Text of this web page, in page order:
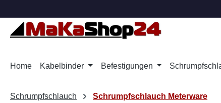
Home Kabelbinder Befestigungen
Schrumpfschlauch Schrumpfschlauch Meterware